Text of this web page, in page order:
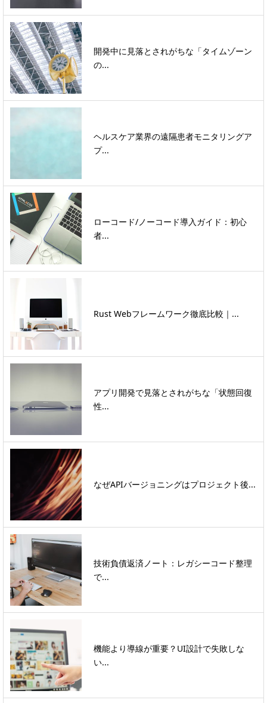
開発中に見落とされがちな「タイムゾーン
の...
ヘルスケア業界の遠隔患者モニタリングア
プ...
ローコード/ノーコード導入ガイド：初心
者...
Rust Webフレームワーク徹底比較｜...
アプリ開発で見落とされがちな「状態回復
性...
なぜAPIバージョニングはプロジェクト後...
技術負債返済ノート：レガシーコード整理
で...
機能より導線が重要？UI設計で失敗しな
い...